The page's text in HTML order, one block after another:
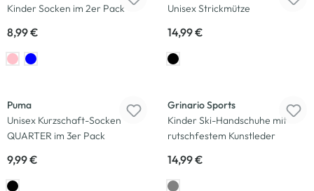
Kinder Socken im 2er Pack
8,99 €
Unisex Strickmütze
14,99 €
Puma
Unisex Kurzschaft-Socken
QUARTER im 3er Pack
9,99 €
Grinario Sports
Kinder Ski-Handschuhe mit
rutschfestem Kunstleder
14,99 €